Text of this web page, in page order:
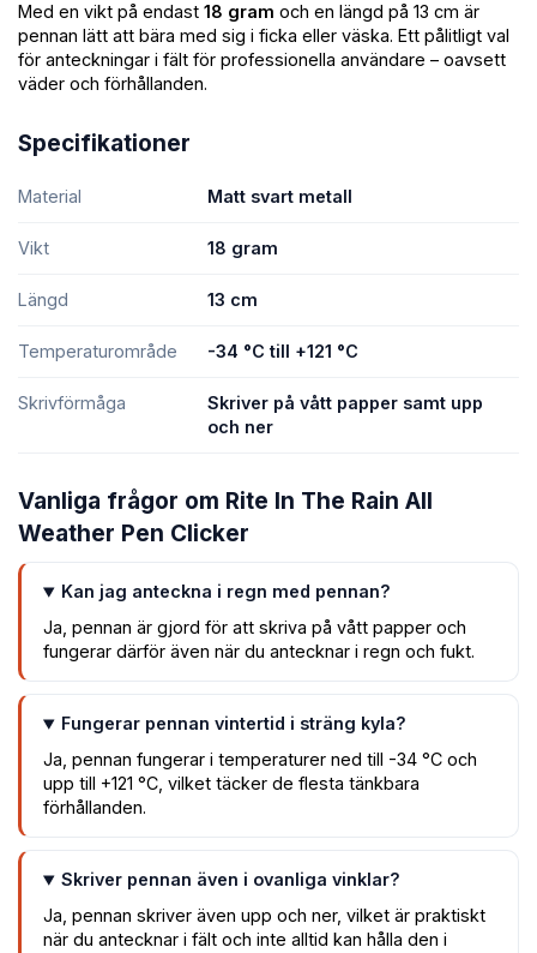
Med en vikt på endast 18 gram och en längd på 13 cm är
pennan lätt att bära med sig i ficka eller väska. Ett pålitligt val
för anteckningar i fält för professionella användare – oavsett
väder och förhållanden.
Specifikationer
Material Matt svart metall
Vikt 18 gram
Längd 13 cm
Temperaturområde -34 °C till +121 °C
Skrivförmåga
Skriver på vått papper samt upp
och ner
Vanliga frågor om Rite In The Rain All
Weather Pen Clicker
Kan jag anteckna i regn med pennan?
Ja, pennan är gjord för att skriva på vått papper och
fungerar därför även när du antecknar i regn och fukt.
Fungerar pennan vintertid i sträng kyla?
Ja, pennan fungerar i temperaturer ned till -34 °C och
upp till +121 °C, vilket täcker de flesta tänkbara
förhållanden.
Skriver pennan även i ovanliga vinklar?
Ja, pennan skriver även upp och ner, vilket är praktiskt
när du antecknar i fält och inte alltid kan hålla den i